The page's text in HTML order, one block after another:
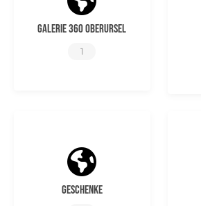
Galerie 360 Oberursel
1
Geschenke